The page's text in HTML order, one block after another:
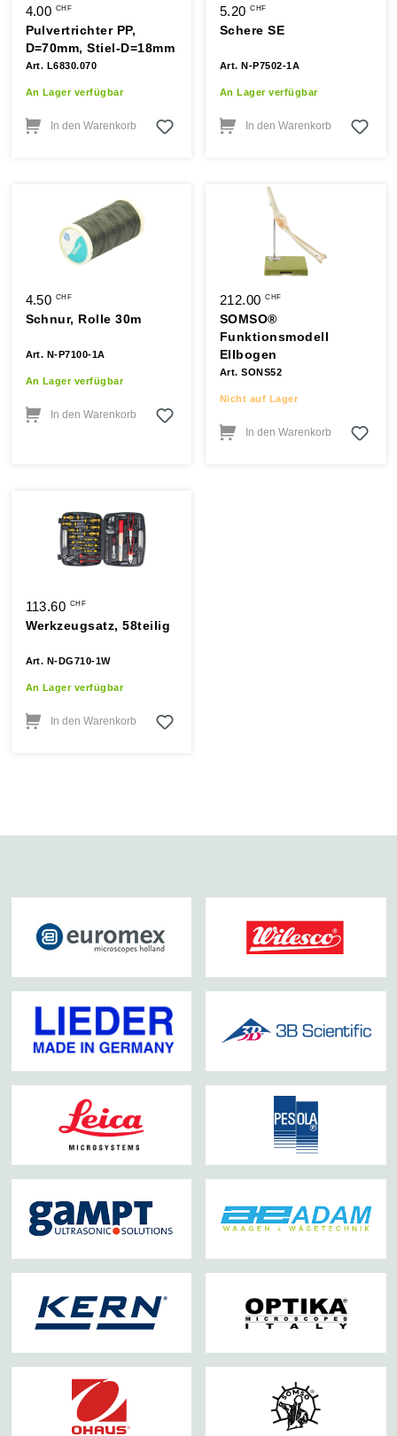
4.00 CHF
Pulvertrichter PP,
D=70mm, Stiel-D=18mm
Art. L6830.070
An Lager verfügbar
In den Warenkorb
5.20CHF
Schere SE
Art. N-P7502-1A
An Lager verfügbar
In den Warenkorb
4.50 CHF
Schnur, Rolle 30m
Art. N-P7100-1A
An Lager verfügbar
In den Warenkorb
212.00CHF
SOMSO®
Funktionsmodell
Ellbogen
Art. SONS52
Nicht auf Lager
In den Warenkorb
113.60 CHF
Werkzeugsatz, 58teilig
Art. N-DG710-1W
An Lager verfügbar
In den Warenkorb